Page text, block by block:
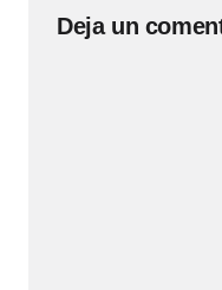
Deja un